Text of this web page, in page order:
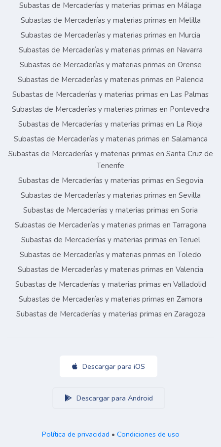
Subastas de Mercaderías y materias primas en Málaga
Subastas de Mercaderías y materias primas en Melilla
Subastas de Mercaderías y materias primas en Murcia
Subastas de Mercaderías y materias primas en Navarra
Subastas de Mercaderías y materias primas en Orense
Subastas de Mercaderías y materias primas en Palencia
Subastas de Mercaderías y materias primas en Las Palmas
Subastas de Mercaderías y materias primas en Pontevedra
Subastas de Mercaderías y materias primas en La Rioja
Subastas de Mercaderías y materias primas en Salamanca
Subastas de Mercaderías y materias primas en Santa Cruz de
Tenerife
Subastas de Mercaderías y materias primas en Segovia
Subastas de Mercaderías y materias primas en Sevilla
Subastas de Mercaderías y materias primas en Soria
Subastas de Mercaderías y materias primas en Tarragona
Subastas de Mercaderías y materias primas en Teruel
Subastas de Mercaderías y materias primas en Toledo
Subastas de Mercaderías y materias primas en Valencia
Subastas de Mercaderías y materias primas en Valladolid
Subastas de Mercaderías y materias primas en Zamora
Subastas de Mercaderías y materias primas en Zaragoza
Descargar para iOS
Descargar para Android
Política de privacidad • Condiciones de uso